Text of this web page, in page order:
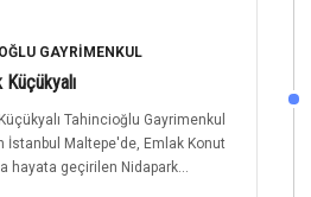
GAYRIMENKUL
Küçükyalı
Tahincioğlu Gayrimenkul
İstanbul Maltepe'de, Emlak Konut
hayata geçirilen Nidapark...